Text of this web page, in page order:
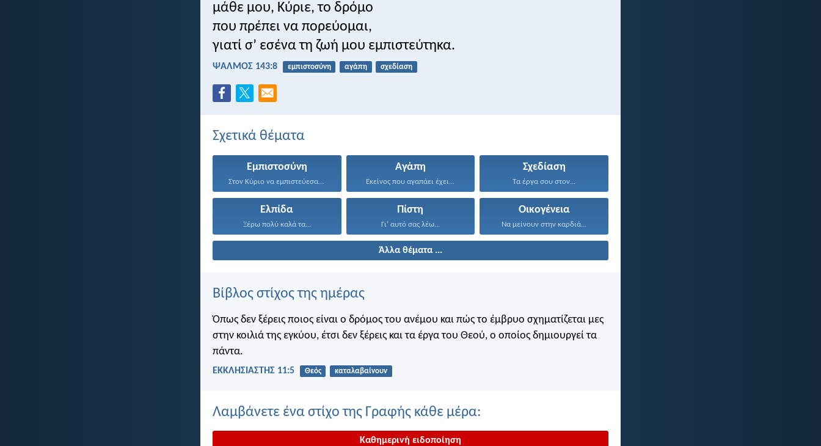
μάθε μου, Κύριε, το δρόμο
που πρέπει να πορεύομαι,
γιατί σ’ εσένα τη ζωή μου εμπιστεύτηκα.
ΨΑΛΜΌΣ 143:8 εμπιστοσύνη αγάπη σχεδίαση
Σχετικά θέματα
Εμπιστοσύνη
Στον Κύριο να εμπιστεύεσαι...
Αγάπη
Εκείνος που αγαπάει έχει...
Σχεδίαση
Τα έργα σου στον...
Ελπίδα
Ξέρω πολύ καλά τα...
Πίστη
Γι’ αυτό σας λέω...
Οικογένεια
Να μείνουν στην καρδιά...
Άλλα θέματα ...
Βίβλος στίχος της ημέρας
Όπως δεν ξέρεις ποιος είναι ο δρόμος του ανέμου και πώς το έμβρυο σχηματίζεται μες
στην κοιλιά της εγκύου, έτσι δεν ξέρεις και τα έργα του Θεού, ο οποίος δημιουργεί τα
πάντα.
ΕΚΚΛΗΣΙΑΣΤΗΣ 11:5 Θεός καταλαβαίνουν
Λαμβάνετε ένα στίχο της Γραφής κάθε μέρα:
Καθημερινή ειδοποίηση